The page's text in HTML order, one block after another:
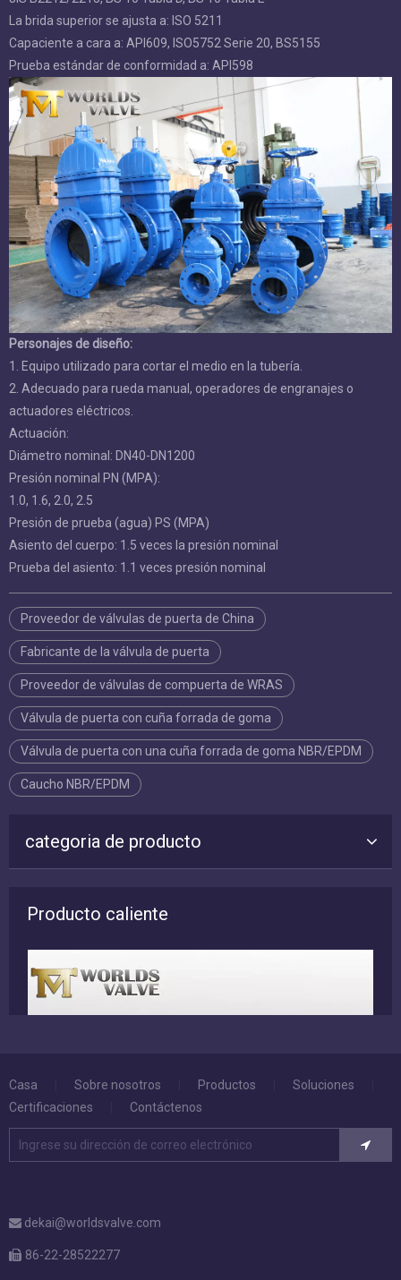
Estándar:
BS4504, ISO PN10/16,